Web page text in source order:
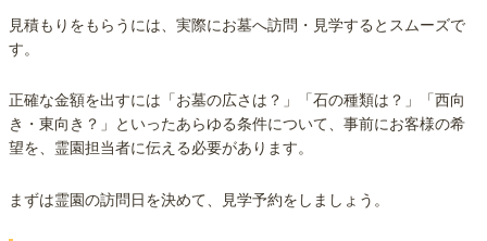
見積もりをもらうには、実際にお墓へ訪問・見学するとスムーズで
す。
正確な金額を出すには「お墓の広さは？」「石の種類は？」「西向
き・東向き？」といったあらゆる条件について、事前にお客様の希
望を、霊園担当者に伝える必要があります。
まずは霊園の訪問日を決めて、見学予約をしましょう。